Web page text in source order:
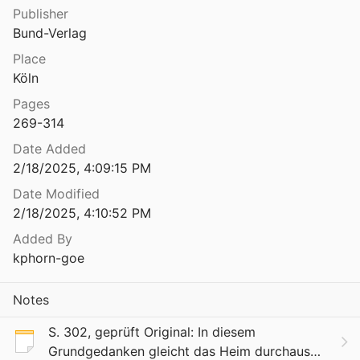
1951
Publisher
Bund-Verlag
Place
Köln
Pages
269-314
Date Added
2/18/2025, 4:09:15 PM
Date Modified
2/18/2025, 4:10:52 PM
Added By
kphorn-goe
Notes
S. 302, geprüft Original: In diesem
Grundgedanken gleicht das Heim durchaus